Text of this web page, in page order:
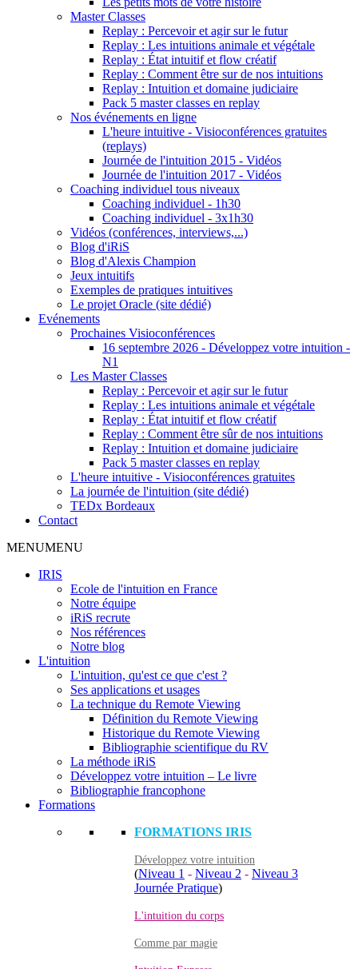
Master Classes
Replay : Percevoir et agir sur le futur
Replay : Les intuitions animale et végétale
Replay : État intuitif et flow créatif
Replay : Comment être sur de nos intuitions
Replay : Intuition et domaine judiciaire
Pack 5 master classes en replay
Nos événements en ligne
L'heure intuitive - Visioconférences gratuites
(replays)
Journée de l'intuition 2015 - Vidéos
Journée de l'intuition 2017 - Vidéos
Coaching individuel tous niveaux
Coaching individuel - 1h30
Coaching individuel - 3x1h30
Vidéos (conférences, interviews,...)
Blog d'iRiS
Blog d'Alexis Champion
Jeux intuitifs
Exemples de pratiques intuitives
Le projet Oracle (site dédié)
Evénements
Prochaines Visioconférences
16 septembre 2026 - Développez votre intuition -
N1
Les Master Classes
Replay : Percevoir et agir sur le futur
Replay : Les intuitions animale et végétale
Replay : État intuitif et flow créatif
Replay : Comment être sûr de nos intuitions
Replay : Intuition et domaine judiciaire
Pack 5 master classes en replay
L'heure intuitive - Visioconférences gratuites
La journée de l'intuition (site dédié)
TEDx Bordeaux
Contact
MENUMENU
IRIS
Ecole de l'intuition en France
Notre équipe
iRiS recrute
Nos références
Notre blog
L'intuition
L'intuition, qu'est ce que c'est ?
Ses applications et usages
La technique du Remote Viewing
Définition du Remote Viewing
Historique du Remote Viewing
Bibliographie scientifique du RV
La méthode iRiS
Développez votre intuition – Le livre
Bibliographie francophone
Formations
FORMATIONS IRIS
Développez votre intuition
(Niveau 1 - Niveau 2 - Niveau 3
Journée Pratique)
L'intuition du corps
Comme par magie